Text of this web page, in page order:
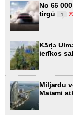
No 66
tirgū
1
Kārļa
ierīkos
Miljardu
Maiami